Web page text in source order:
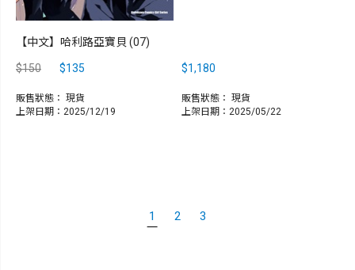
【中文】哈利路亞寶貝 (07)
$150 $135
販售狀態： 現貨
上架日期：2025/12/19
$1,180
販售狀態： 現貨
上架日期：2025/05/22
1 2 3